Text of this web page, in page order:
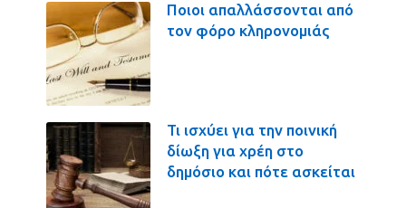
Ποιοι απαλλάσσονται από
τον φόρο κληρονομιάς
Τι ισχύει για την ποινική
δίωξη για χρέη στο
δημόσιο και πότε ασκείται